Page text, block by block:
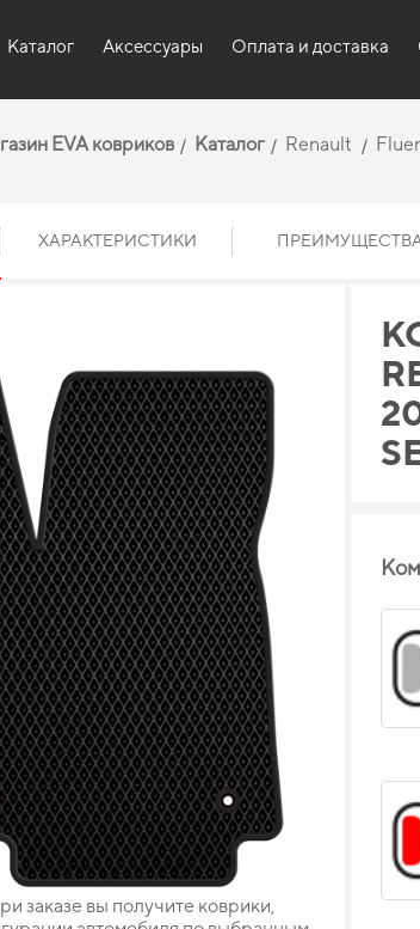
Каталог Аксессуары Оплата и доставка
EVA ковриков Каталог Renault
ХАРАКТЕРИСТИКИ
заказе вы получите коврики,